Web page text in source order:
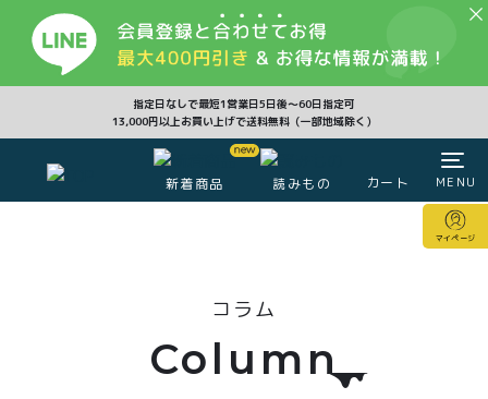
指定日なしで最短1営業日5日後〜60日指定可
13,000円以上お買い上げで送料無料（一部地域除く）
新着商品 読みもの カート
マイページ
MENU
CLOSE
コラム
Column